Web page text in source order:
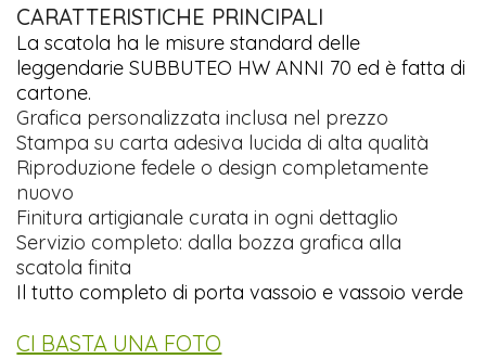
CARATTERISTICHE PRINCIPALI
La scatola ha le misure standard delle
leggendarie SUBBUTEO HW ANNI 70 ed è fatta di
cartone.
Grafica personalizzata inclusa nel prezzo
Stampa su carta adesiva lucida di alta qualità
Riproduzione fedele o design completamente
nuovo
Finitura artigianale curata in ogni dettaglio
Servizio completo: dalla bozza grafica alla
scatola finita
Il tutto completo di porta vassoio e vassoio verde
CI BASTA UNA FOTO